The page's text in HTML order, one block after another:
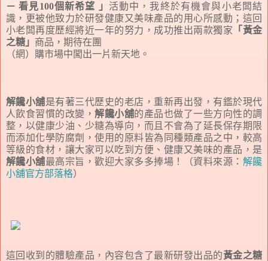
－ 看見100個新希望 」 活動中，我終於有機會與小老闆結
識，更被他致力於研發健康又美味產品的用心所感動；這回
小老闆再度歷經將近一年的努力，成功推出兩款獨家 「黃金
之糖」 商品，期待在團
（網）購市場中闖出一片新天地。
解饞小舖是有著三代歷史的老店，重新再出發，有鑑於現代
人飲食習慣的改變，解饞小舖的產品也做了一些方向性的調
整，以健康少油、少糖為導向，而且不會為了延長保存期限
而添加化學防腐劑，使用的原料皆為同種類產品之中，較高
等級的食材，讓大家可以吃到方便、健康又美味的產品，是
解饞小舖最高宗旨，歡迎大家多多捧場！（資料來源： 解饞
小舖官方部落格）
這回收到的體驗產品，內容包含了最新研發出品的黃金之糖